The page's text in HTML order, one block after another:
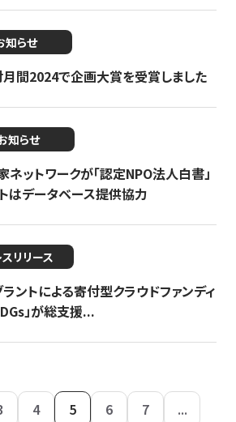
知らせ
間2024で企画大賞を受賞しました
知らせ
ットワークが「認定NPO法人白書」
はデータベース提供協力
リリース
ントによる寄付型クラウドファンディ
」が総支援...
4 5 6 7
...